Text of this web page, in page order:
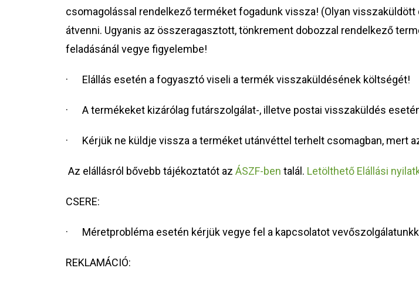
csomagolással rendelkező terméket fogadunk vissza! (Olyan
átvenni. Ugyanis az összeragasztott, tönkrement dobozzal rendelkező
feladásánál vegye figyelembe!
· Elállás esetén a fogyasztó viseli a termék visszaküldésének költségét!
· A termékeket kizárólag futárszolgálat-, illetve postai visszaküldés
· Kérjük ne küldje vissza a terméket utánvéttel terhelt csomagban, mert
Az elállásról bővebb tájékoztatót az ÁSZF-ben talál. Letölthető Elállási
CSERE:
· Méretprobléma esetén kérjük vegye fel a kapcsolatot
REKLAMÁCIÓ: